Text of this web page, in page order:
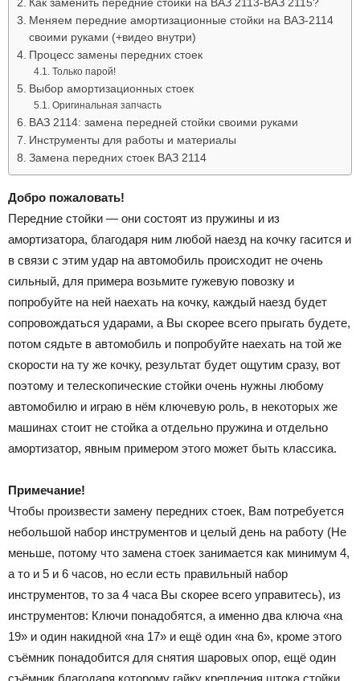
Как заменить передние стойки на ВАЗ 2113-ВАЗ 2115?
Меняем передние амортизационные стойки на ВАЗ-2114
своими руками (+видео внутри)
Процесс замены передних стоек
Только парой!
Выбор амортизационных стоек
Оригинальная запчасть
ВАЗ 2114: замена передней стойки своими руками
Инструменты для работы и материалы
Замена передних стоек ВАЗ 2114
Добро пожаловать!
Передние стойки — они состоят из пружины и из
амортизатора, благодаря ним любой наезд на кочку гасится и
в связи с этим удар на автомобиль происходит не очень
сильный, для примера возьмите гужевую повозку и
попробуйте на ней наехать на кочку, каждый наезд будет
сопровождаться ударами, а Вы скорее всего прыгать будете,
потом сядьте в автомобиль и попробуйте наехать на той же
скорости на ту же кочку, результат будет ощутим сразу, вот
поэтому и телескопические стойки очень нужны любому
автомобилю и играю в нём ключевую роль, в некоторых же
машинах стоит не стойка а отдельно пружина и отдельно
амортизатор, явным примером этого может быть классика.
Примечание!
Чтобы произвести замену передних стоек, Вам потребуется
небольшой набор инструментов и целый день на работу (Не
меньше, потому что замена стоек занимается как минимум 4,
а то и 5 и 6 часов, но если есть правильный набор
инструментов, то за 4 часа Вы скорее всего управитесь), из
инструментов: Ключи понадобятся, а именно два ключа «на
19» и один накидной «на 17» и ещё один «на 6», кроме этого
съёмник понадобится для снятия шаровых опор, ещё один
съёмник благодаря которому гайку крепления штока стойки